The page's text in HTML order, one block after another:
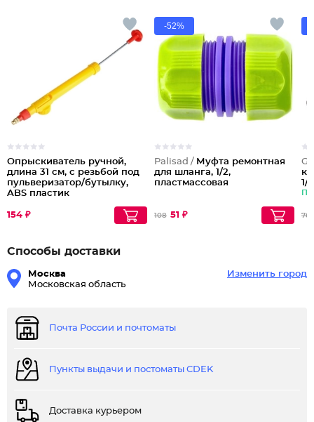
Опрыскиватель ручной,
длина 31 см, с резьбой под
пульверизатор/бутылку,
ABS пластик
154 ₽
-52%
Palisad / Муфта ремонтная
для шланга, 1/2,
пластмассовая
108 51 ₽
1/
76
Способы доставки
Москва
Московская область
Изменить город
Почта России и почтоматы
Пункты выдачи и постоматы CDEK
Доставка курьером